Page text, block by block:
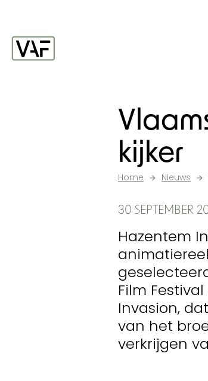
kijker
Home Nieuws
30 SEPTEMBER
Hazentem
Film
Invasion,
van het
verkrijgen